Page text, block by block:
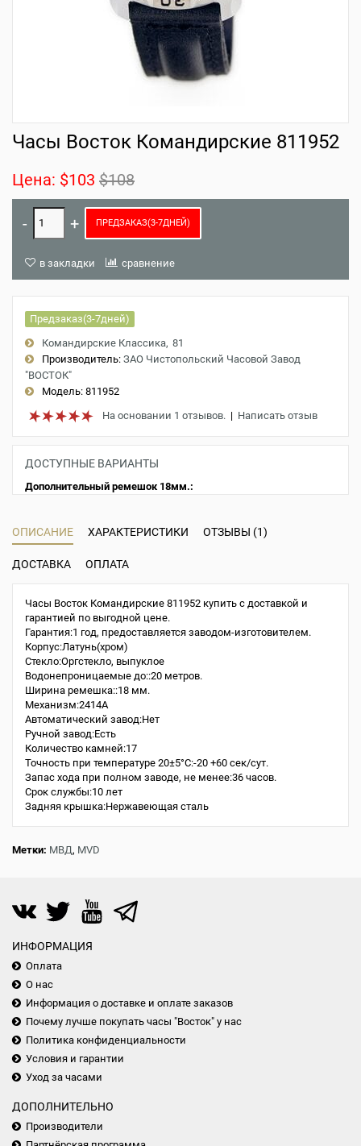
Часы Восток Командирские 811952
Цена: $103 $108
ПРЕДЗАКАЗ(3-7ДНЕЙ)
в закладки сравнение
Предзаказ(3-7дней)
Командирские Классика 81
Производитель: ЗАО Чистопольский Часовой Завод
"ВОСТОК"
Модель: 811952
На основании 1 отзывов. | Написать отзыв
ДОСТУПНЫЕ ВАРИАНТЫ
Дополнительный ремешок 18мм.:
ОПИСАНИЕ ХАРАКТЕРИСТИКИ ОТЗЫВЫ (1)
ДОСТАВКА ОПЛАТА
Часы Восток Командирские 811952 купить с доставкой и
гарантией по выгодной цене.
Гарантия:1 год, предоставляется заводом-изготовителем.
Корпус:Латунь(хром)
Стекло:Оргстекло, выпуклое
Водонепроницаемые до::20 метров.
Ширина ремешка::18 мм.
Механизм:2414A
Автоматический завод:Нет
Ручной завод:Есть
Количество камней:17
Точность при температуре 20±5°С:-20 +60 сек/сут.
Запас хода при полном заводе, не менее:36 часов.
Срок службы:10 лет
Задняя крышка:Нержавеющая сталь
Метки: МВД, MVD
ИНФОРМАЦИЯ
Оплата
О нас
Информация о доставке и оплате заказов
Почему лучше покупать часы "Восток" у нас
Политика конфиденциальности
Условия и гарантии
Уход за часами
ДОПОЛНИТЕЛЬНО
Производители